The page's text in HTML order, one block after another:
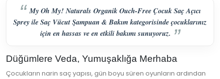
My Oh My! Naturals Organik Ouch-Free Çocuk Saç Açıcı
Sprey ile Saç Vücut Şampuan & Bakım kategorisinde çocuklarınız
için en hassas ve en etkili bakımı sunuyoruz.
Düğümlere Veda, Yumuşaklığa Merhaba
Çocukların narin saç yapısı, gün boyu süren oyunların ardından